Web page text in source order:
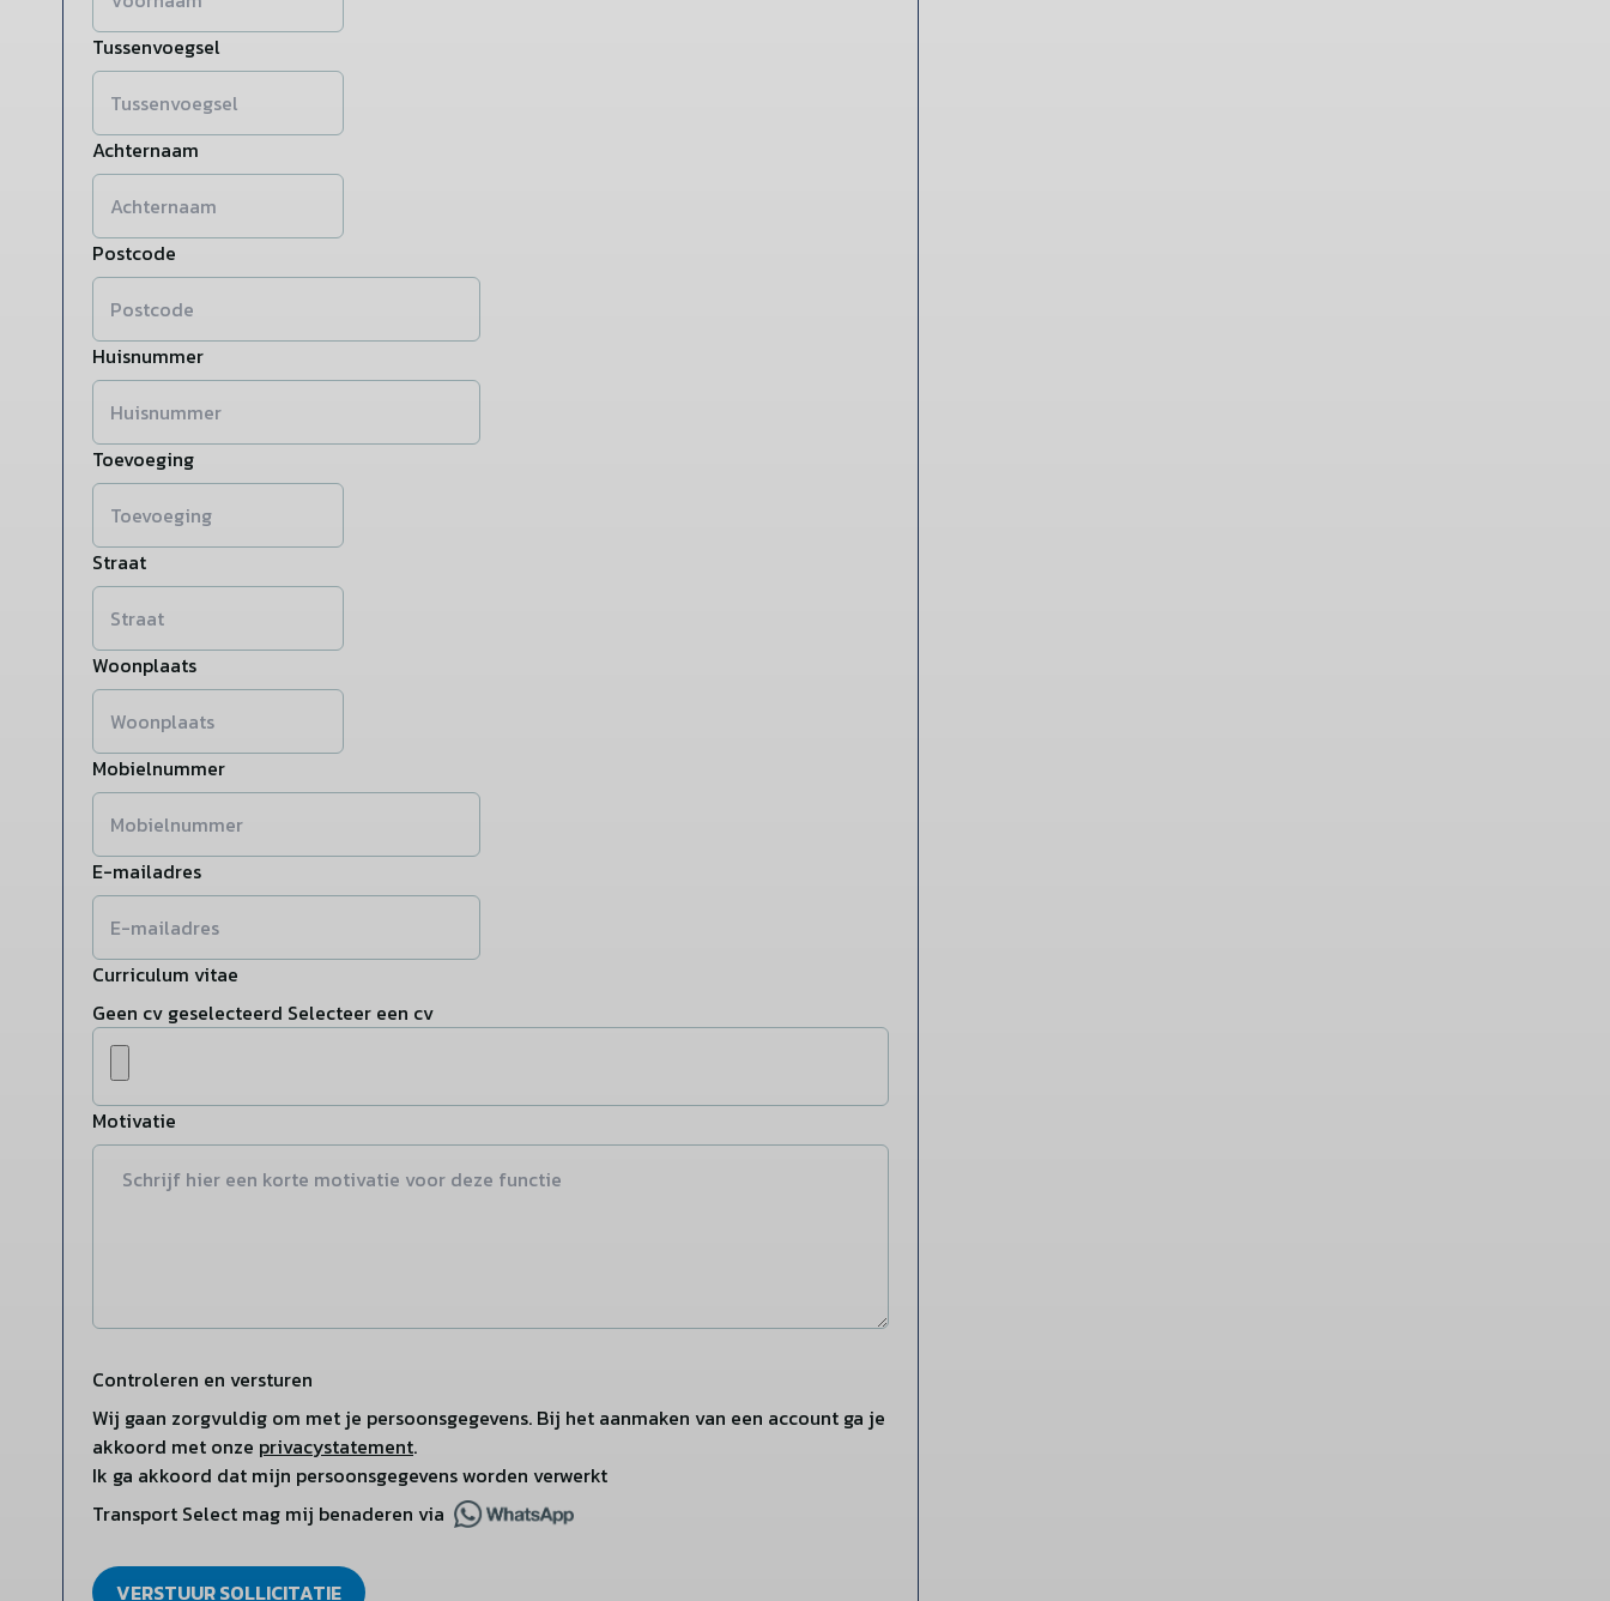
Tussenvoegsel
Achternaam
Postcode
Huisnummer
Toevoeging
Straat
Woonplaats
Mobielnummer
E-mailadres
Curriculum vitae
Geen cv geselecteerd Selecteer een cv
Motivatie
Controleren en versturen
Wij gaan zorgvuldig om met je persoonsgegevens. Bij het aanmaken van een account ga je
akkoord met onze privacystatement.
Ik ga akkoord dat mijn persoonsgegevens worden verwerkt
Transport Select mag mij benaderen via
VERSTUUR SOLLICITATIE